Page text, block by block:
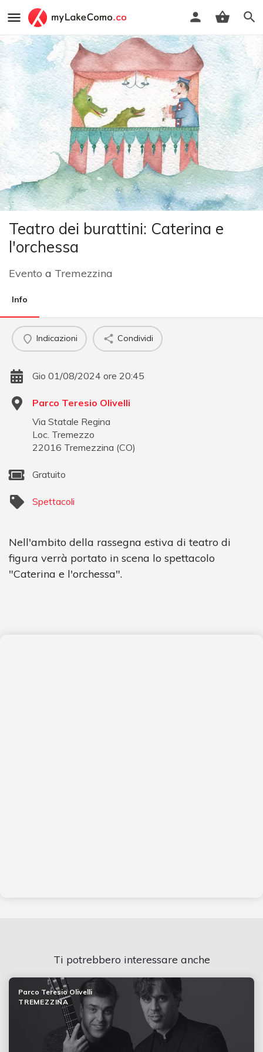
Teatro dei burattini: Caterina e
l'orchessa
Evento a Tremezzina
Info
Indicazioni Condividi
Gio 01/08/2024 ore 20:45
Parco Teresio Olivelli
Via Statale Regina
Loc. Tremezzo
22016 Tremezzina (CO)
Gratuito
Spettacoli
Nell'ambito della rassegna estiva di teatro di
figura verrà portato in scena lo spettacolo
"Caterina e l'orchessa".
Ti potrebbero interessare anche
Parco Teresio Olivelli
TREMEZZINA